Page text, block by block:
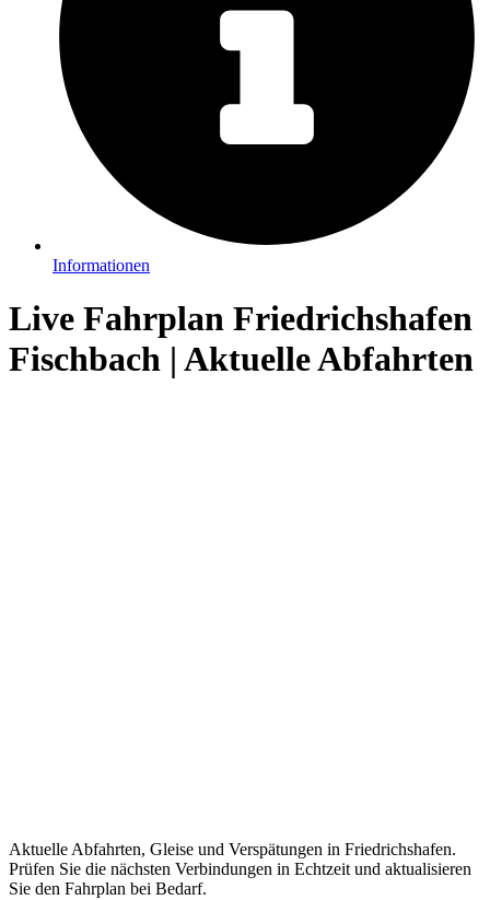
Informationen
Live Fahrplan Friedrichshafen
Fischbach | Aktuelle Abfahrten
Aktuelle Abfahrten, Gleise und Verspätungen in Friedrichshafen.
Prüfen Sie die nächsten Verbindungen in Echtzeit und aktualisieren
Sie den Fahrplan bei Bedarf.